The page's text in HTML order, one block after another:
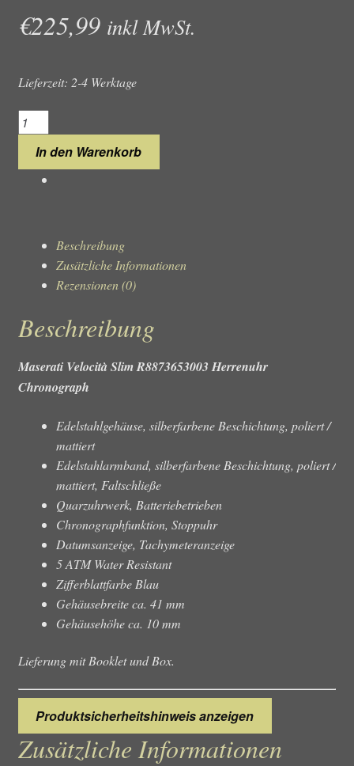
€225,99 inkl MwSt.
Lieferzeit: 2-4 Werktage
Maserati
Velocità
Slim
R8873653003
In den Warenkorb
Beschreibung
Zusätzliche Informationen
Rezensionen (0)
Beschreibung
Maserati Velocità Slim R8873653003 Herrenuhr
Chronograph
Edelstahlgehäuse, silberfarbene Beschichtung, poliert /
mattiert
Edelstahlarmband, silberfarbene Beschichtung, poliert /
mattiert, Faltschließe
Quarzuhrwerk, Batteriebetrieben
Chronographfunktion, Stoppuhr
Datumsanzeige, Tachymeteranzeige
5 ATM Water Resistant
Zifferblattfarbe Blau
Gehäusebreite ca. 41 mm
Gehäusehöhe ca. 10 mm
Lieferung mit Booklet und Box.
Produktsicherheitshinweis anzeigen
Zusätzliche Informationen